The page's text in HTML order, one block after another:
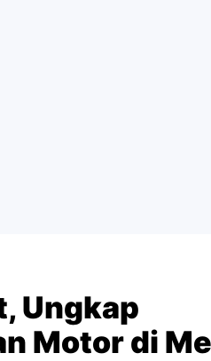
Ungkap
Motor di